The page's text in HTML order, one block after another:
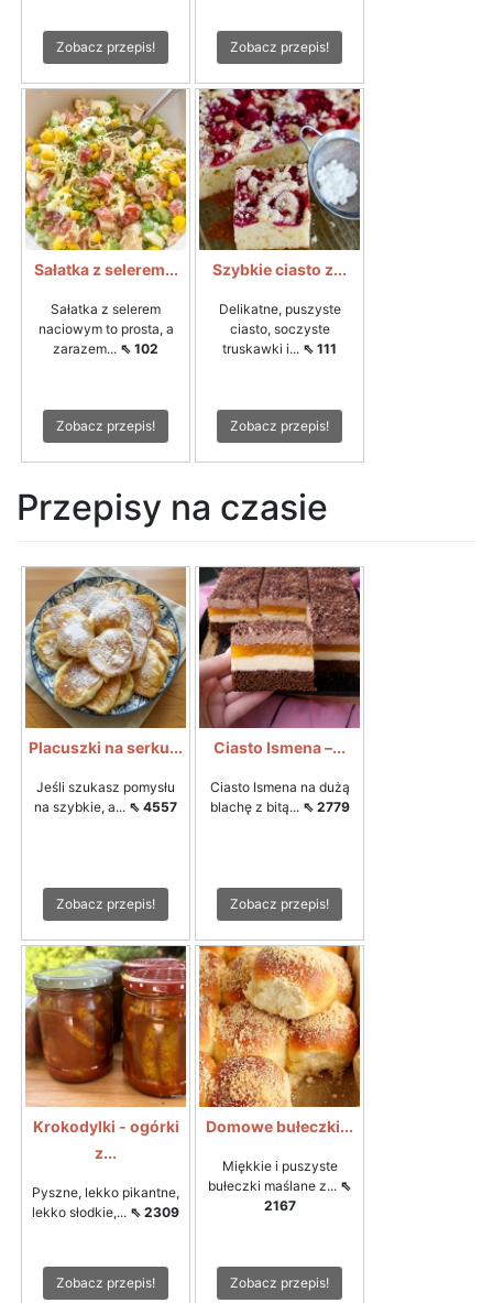
Zobacz przepis! Zobacz przepis!
Sałatka z selerem...
Sałatka z selerem
naciowym to prosta, a
zarazem... ⇖ 102
Zobacz przepis!
Szybkie ciasto z...
Delikatne, puszyste
ciasto, soczyste
truskawki i... ⇖ 111
Zobacz przepis!
Przepisy na czasie
Placuszki na serku...
Jeśli szukasz pomysłu
na szybkie, a... ⇖ 4557
Zobacz przepis!
Ciasto Ismena –...
Ciasto Ismena na dużą
blachę z bitą... ⇖ 2779
Zobacz przepis!
Krokodylki - ogórki
z...
Pyszne, lekko pikantne,
lekko słodkie,... ⇖ 2309
Zobacz przepis!
Domowe bułeczki...
Miękkie i puszyste
bułeczki maślane z... ⇖
2167
Zobacz przepis!